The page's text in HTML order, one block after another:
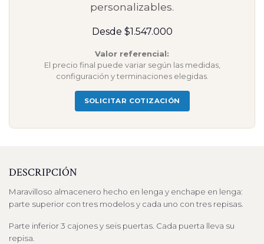
personalizables.
Desde $1.547.000
Valor referencial:
El precio final puede variar según las medidas,
configuración y terminaciones elegidas.
SOLICITAR COTIZACIÓN
DESCRIPCIÓN
Maravilloso almacenero hecho en lenga y enchape en lenga:
parte superior con tres modelos y cada uno con tres repisas.
Parte inferior 3 cajones y seis puertas. Cada puerta lleva su
repisa.